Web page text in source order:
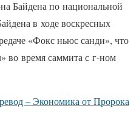
Байдена по национальной
в ходе воскресных
«Фокс ньюс санди», что
во время саммита с г-ном
– Экономика от Пророка